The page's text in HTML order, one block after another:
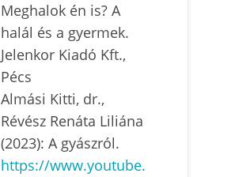
Meghalok én is? A
halál és a gyermek.
Jelenkor Kiadó Kft.,
Pécs
Almási Kitti, dr.,
Révész Renáta Liliána
(2023): A gyászról.
https://www.youtube.